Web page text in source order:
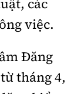
có sự
các
việc.
Đăng
tháng 4,